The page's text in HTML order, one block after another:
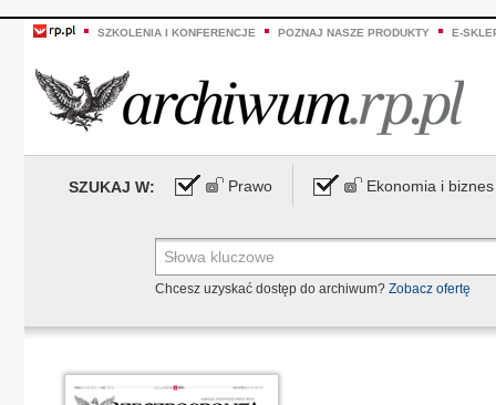
SZKOLENIA I KONFERENCJE POZNAJ NASZE PRODUKTY E-
SZUKAJ W: Prawo Ekonomia i biznes
Chcesz uzyskać dostęp do archiwum? Zobacz ofertę